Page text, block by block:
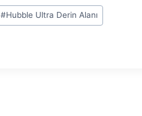
#Hubble Ultra Derin Alanı